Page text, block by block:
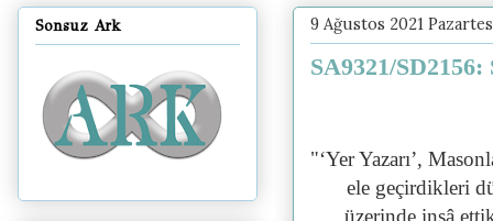
9 Ağustos 2021
SA9321/SD2156:
"‘Yer Yazarı’,
ele geçirdikleri
üzerinde inşâ
Sonsuz Ark